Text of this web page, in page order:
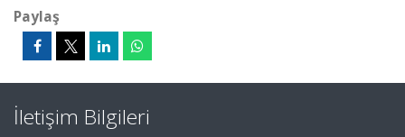
Paylaş
İletişim Bilgileri